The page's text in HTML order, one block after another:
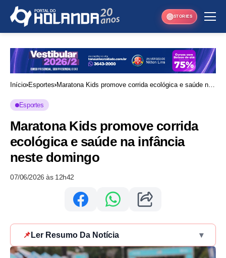
STORIES
Início Esportes Maratona Kids promove corrida ecológica e saúde na
Esportes
Maratona Kids promove corrida
ecológica e saúde na infância
neste domingo
07/06/2026 às 12h42
📌 Ler Resumo Da Notícia ▾